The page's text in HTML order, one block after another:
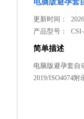
电脑版避孕套
更新时间：
产品型号：
简单描述
电脑版避孕套自
2019/ISO4074‌附